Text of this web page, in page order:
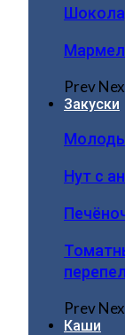
Prev
Закуски
Нут с
Prev
Каши